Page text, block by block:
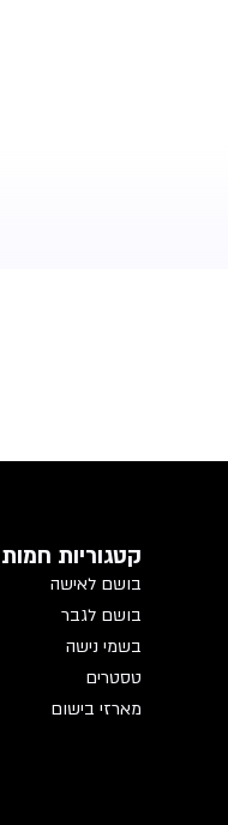
קטגוריות חמות
בושם לאישה
בושם לגבר
בשמי נישה
טסטרים
מארזי בישום